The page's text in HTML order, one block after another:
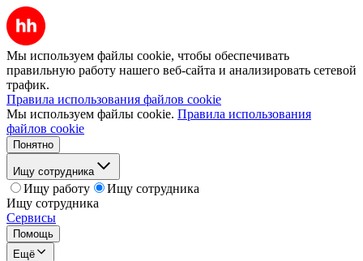
Мы используем файлы cookie, чтобы обеспечивать
правильную работу нашего веб-сайта и анализировать сетевой
трафик.
Правила использования файлов cookie
Мы используем файлы cookie. Правила использования
файлов cookie
Понятно
Ищу сотрудника
Ищу работу
Ищу сотрудника
Ищу сотрудника
Сервисы
Помощь
Ещё